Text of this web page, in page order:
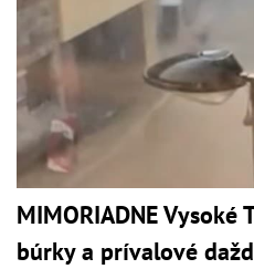
MIMORIADNE
búrky a prívalové